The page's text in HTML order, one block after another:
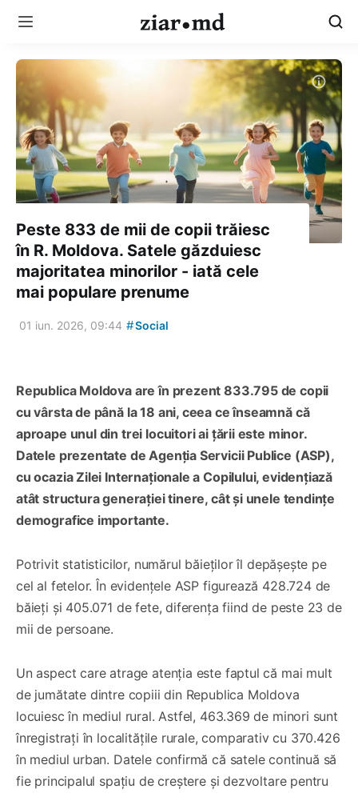
Peste 833 de mii de copii trăiesc
în R. Moldova. Satele găzduiesc
majoritatea minorilor - iată cele
mai populare prenume
01 iun. 2026, 09:44 #Social
Republica Moldova are în prezent 833.795 de copii
cu vârsta de până la 18 ani, ceea ce înseamnă că
aproape unul din trei locuitori ai țării este minor.
Datele prezentate de Agenția Servicii Publice (ASP),
cu ocazia Zilei Internaționale a Copilului, evidențiază
atât structura generației tinere, cât și unele tendințe
demografice importante.
Potrivit statisticilor, numărul băieților îl depășește pe
cel al fetelor. În evidențele ASP figurează 428.724 de
băieți și 405.071 de fete, diferența fiind de peste 23 de
mii de persoane.
Un aspect care atrage atenția este faptul că mai mult
de jumătate dintre copiii din Republica Moldova
locuiesc în mediul rural. Astfel, 463.369 de minori sunt
înregistrați în localitățile rurale, comparativ cu 370.426
în mediul urban. Datele confirmă că satele continuă să
fie principalul spațiu de creștere și dezvoltare pentru